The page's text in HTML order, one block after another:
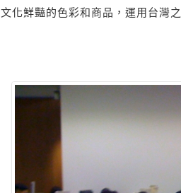
文化鮮豔的色彩和商品，運用台灣